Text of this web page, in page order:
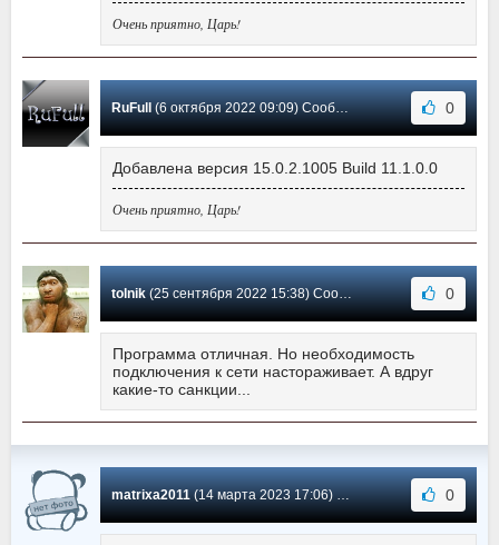
Очень приятно, Царь!
RuFull (6 октября 2022 09:09) Сообщение #101 0
Добавлена версия 15.0.2.1005 Build 11.1.0.0
Очень приятно, Царь!
tolnik(25 сентября 2022 15:38) Сообщение #100 0
Программа отличная. Но необходимость
подключения к сети настораживает. А вдруг
какие-то санкции...
matrixa2011(14 марта 2023 17:06) Сообщение #99 0